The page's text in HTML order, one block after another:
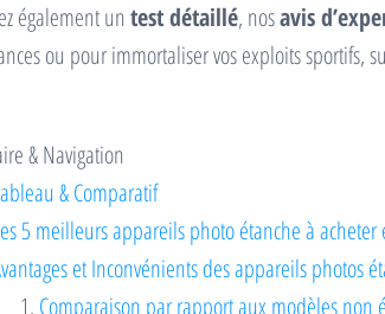
également un test détaillé, nosavis
ou pour immortaliser vos exploits
& Navigation
& Comparatif
5 meilleurs appareils photo étanche à acheter
et Inconvénients des appareils photos
Comparaison par rapport aux modèles non